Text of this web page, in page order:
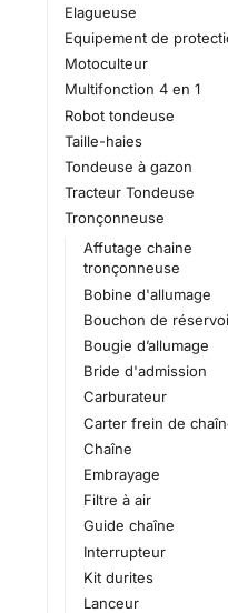
Elagueuse
Equipement de
Motoculteur
Multifonction 4 en 1
Robot tondeuse
Taille-haies
Tondeuse à gazon
Tracteur Tondeuse
Tronçonneuse
Affutage chaine
tronçonneuse
Bobine d'allumage
Bouchon de
Bougie d’allumage
Bride d'admission
Carburateur
Carter frein de
Chaîne
Embrayage
Filtre à air
Guide chaîne
Interrupteur
Kit durites
Lanceur